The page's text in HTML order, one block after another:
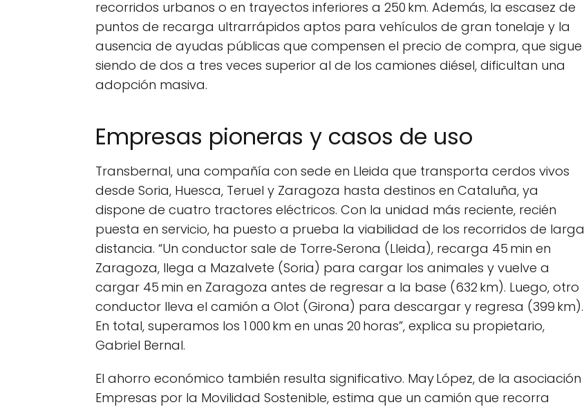
recorridos urbanos o en trayectos inferiores a 250 km. Además, la escasez de
puntos de recarga ultrarrápidos aptos para vehículos de gran tonelaje y la
ausencia de ayudas públicas que compensen el precio de compra, que sigue
siendo de dos a tres veces superior al de los camiones diésel, dificultan una
adopción masiva.
Empresas pioneras y casos de uso
Transbernal, una compañía con sede en Lleida que transporta cerdos vivos
desde Soria, Huesca, Teruel y Zaragoza hasta destinos en Cataluña, ya
dispone de cuatro tractores eléctricos. Con la unidad más reciente, recién
puesta en servicio, ha puesto a prueba la viabilidad de los recorridos de larga
distancia. “Un conductor sale de Torre‑Serona (Lleida), recarga 45 min en
Zaragoza, llega a Mazalvete (Soria) para cargar los animales y vuelve a
cargar 45 min en Zaragoza antes de regresar a la base (632 km). Luego, otro
conductor lleva el camión a Olot (Girona) para descargar y regresa (399 km).
En total, superamos los 1 000 km en unas 20 horas”, explica su propietario,
Gabriel Bernal.
El ahorro económico también resulta significativo. May López, de la asociación
Empresas por la Movilidad Sostenible, estima que un camión que recorra